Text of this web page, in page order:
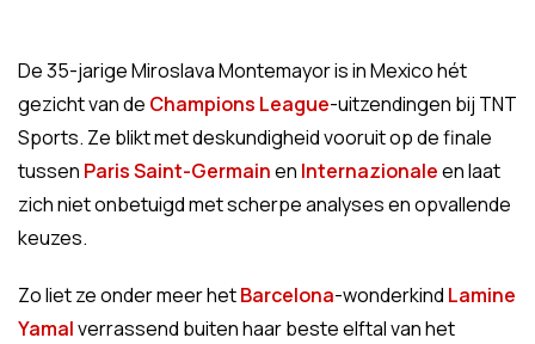
De 35-jarige Miroslava Montemayor is in Mexico hét
gezicht van de Champions League-uitzendingen bij TNT
Sports. Ze blikt met deskundigheid vooruit op de finale
tussen Paris Saint-Germainen Internazionaleen laat
zich niet onbetuigd met scherpe analyses en opvallende
keuzes.
Zo liet ze onder meer hetBarcelona-wonderkind Lamine
Yamalverrassend buiten haar beste elftal van het